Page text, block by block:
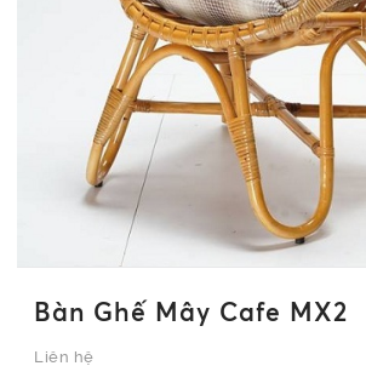
Bàn Ghế Mây Cafe MX2
Liên hệ